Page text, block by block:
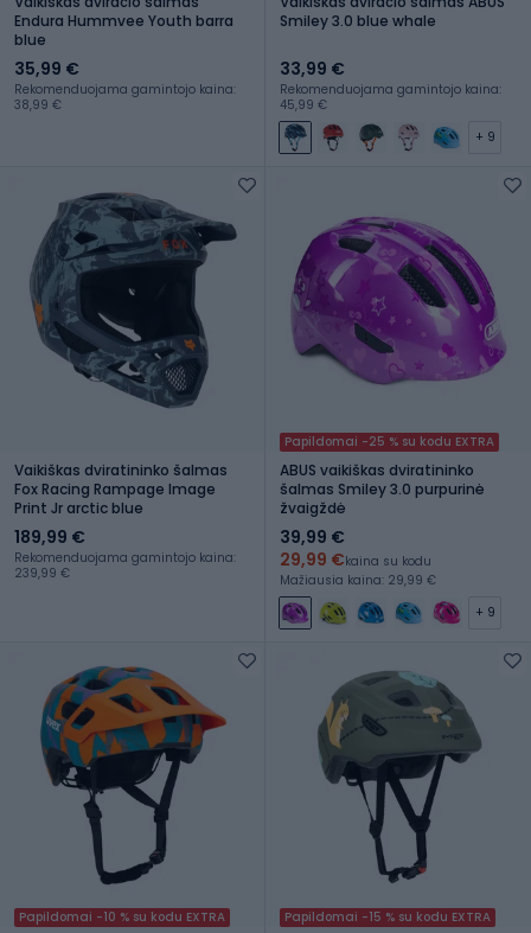
Endura Hummvee Youth barra
blue
35,99 €
Rekomenduojama gamintojo kaina:
38,99 €
Smiley 3.0 blue whale
33,99 €
Rekomenduojama gamintojo kaina:
45,99 €
+ 9
Vaikiškas dviratininko šalmas
Fox Racing Rampage Image
Print Jr arctic blue
189,99 €
Rekomenduojama gamintojo kaina:
239,99 €
Papildomai -25 % su kodu EXTRA
ABUS vaikiškas dviratininko
šalmas Smiley 3.0 purpurinė
žvaigždė
39,99 €
29,99 €kaina su kodu
Mažiausia kaina: 29,99 €
+ 9
Papildomai -10 % su kodu EXTRA Papildomai -15 % su kodu EXTRA